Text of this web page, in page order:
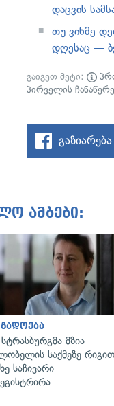
დაცვის
თუ ვინმე
დღესაც —
გაიგეთ მეტი:
პირველის
გაზიარება
ამბები:
მზია
საქმეზე რიგით
საჩივარი